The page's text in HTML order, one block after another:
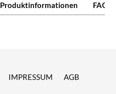
Produktinformationen FAQ
IMPRESSUM AGB